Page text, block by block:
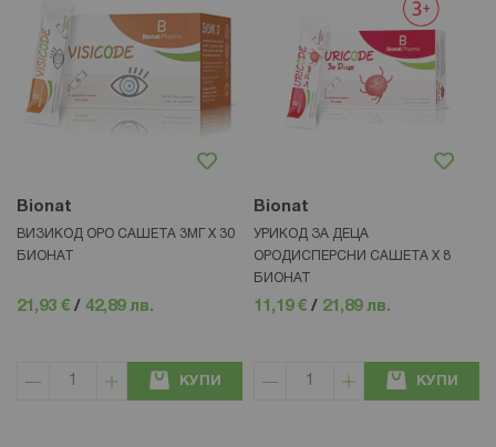
Bionat
ВИЗИКОД ОРО САШЕТА 3МГ Х 30
БИОНАТ
21,93 € / 42,89 лв.
КУПИ
Bionat
УРИКОД ЗА ДЕЦА
ОРОДИСПЕРСНИ САШЕТА Х 8
БИОНАТ
11,19 € / 21,89 лв.
КУПИ